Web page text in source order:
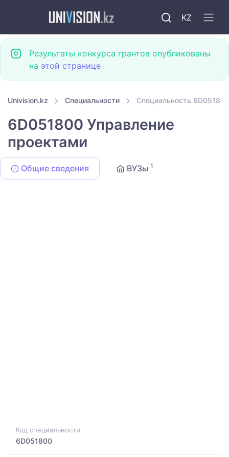
KZ
Результаты конкурса грантов опубликованы
на этой странице
Univision.kz Специальности Специальность
6D051800 Управление
проектами
Общие сведения ВУЗы 1
Код специальности
6D051800